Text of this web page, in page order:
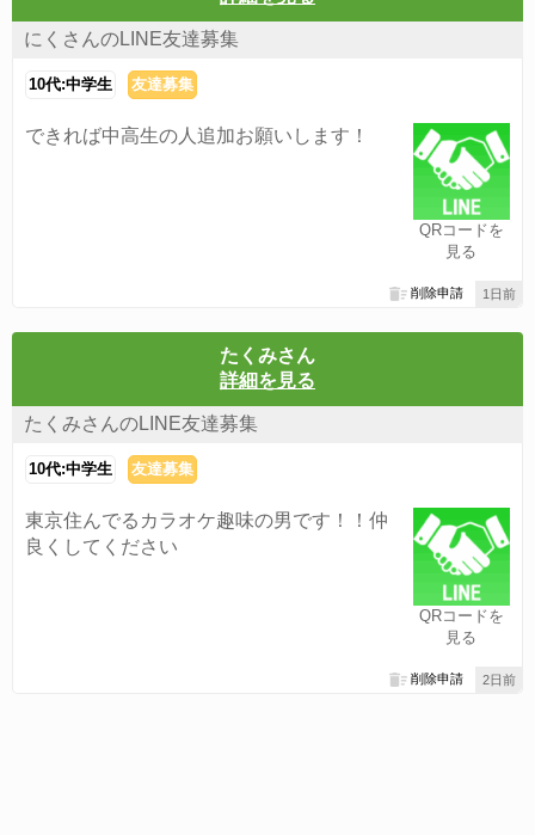
にくさんのLINE友達募集
10代:中学生 友達募集
QRコードを
見る
できれば中高生の人追加お願いします！
1日前
削除申請
たくみさん
詳細を見る
たくみさんのLINE友達募集
10代:中学生 友達募集
QRコードを
見る
東京住んでるカラオケ趣味の男です！！仲
良くしてください
2日前
削除申請